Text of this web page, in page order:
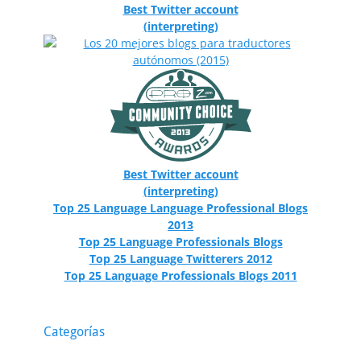
Best Twitter account
(interpreting)
Best Twitter account
(interpreting)
Top 25 Language Language Professional Blogs
2013
Top 25 Language Professionals Blogs
Top 25 Language Twitterers 2012
Top 25 Language Professionals Blogs 2011
Categorías